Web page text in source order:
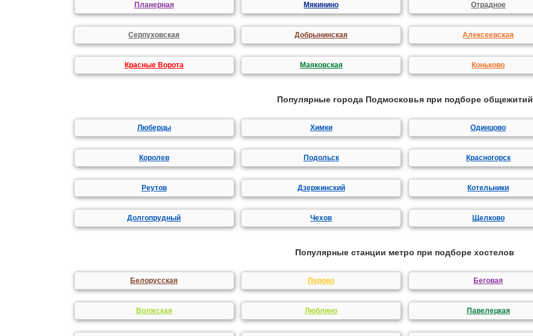
Планерная Мякинино Отрадное
Серпуховская Добрынинская Алексеевская
Красные Ворота Маяковская Коньково
Популярные города Подмосковья при подборе общежитий
Люберцы Химки Одинцово
Королев Подольск Красногорск
Реутов Дзержинский Котельники
Долгопрудный Чехов Щелково
Популярные станции метро при подборе хостелов
Белорусская Перово Беговая
Волжская Люблино Павелецкая